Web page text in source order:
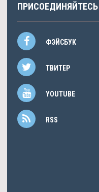
ПРИСОЕДИНЯЙТЕСЬ
ФЭЙСБУК
ТВИТЕР
YOUTUBE
RSS